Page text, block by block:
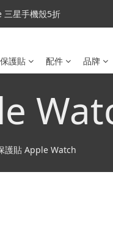
、行動電源66折
三星手機殼5折
、行動電源66折
保護貼 配件 品牌
護貼 Apple Watch